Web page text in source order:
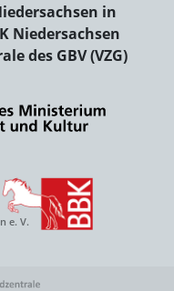
in
Niedersachsen
des GBV (VZG)
e. V.